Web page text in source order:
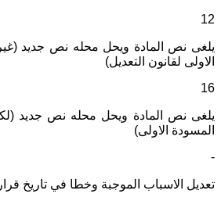
12
يلغى نص المادة ويحل محله نص جديد
الاولى لقانون التعديل)
16
يلغى نص المادة ويحل محله نص جديد
المسودة الاولى)
-
تعديل الاسباب الموجبة وخطا في تاريخ قرار